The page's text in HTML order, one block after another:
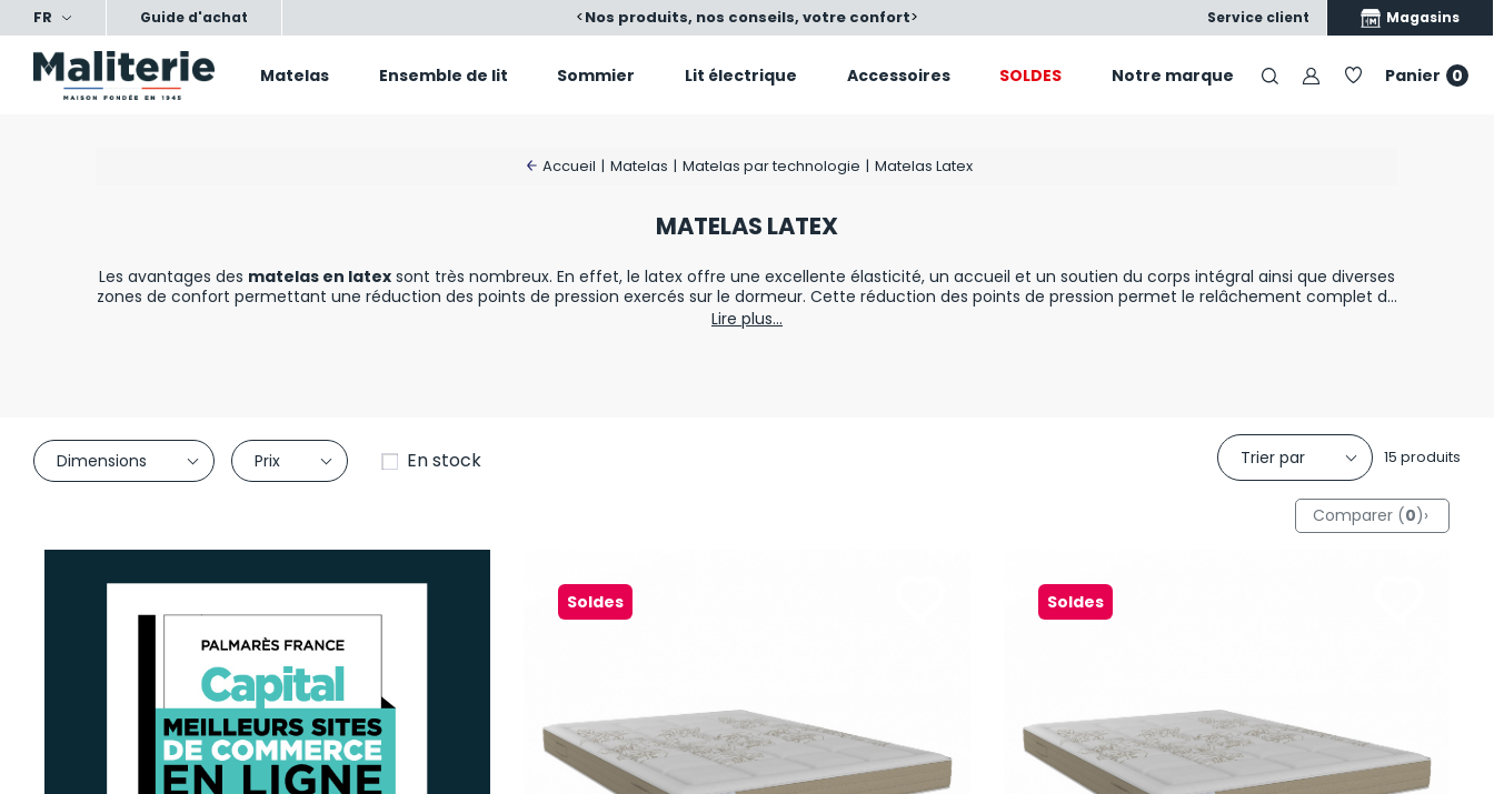
FR Guide d'achat <
nos conseils, votre confort Nos produits, nos conseils, votre confort Nos produits, nos conseils,
> Magasins
Service client
Matelas Ensemble de lit Sommier Lit électrique Accessoires SOLDES Notre marque Panier 0
Accueil | Matelas | Matelas par technologie | Matelas Latex
MATELAS LATEX
Les avantages des matelas en latex sont très nombreux. En effet, le latex offre une excellente élasticité, un accueil et un soutien du corps intégral ainsi que diverses
zones de confort permettant une réduction des points de pression exercés sur le dormeur. Cette réduction des points de pression permet le relâchement complet de
Matelas en latex naturel
Lire plus...
Dimensions Prix En stock Trier par 15 produits
Comparer (0)›
Soldes Soldes